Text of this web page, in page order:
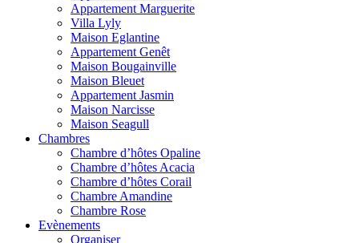
Appartement Marguerite
Villa Lyly
Maison Eglantine
Appartement Genêt
Maison Bougainville
Maison Bleuet
Appartement Jasmin
Maison Narcisse
Maison Seagull
Chambres
Chambre d’hôtes Opaline
Chambre d’hôtes Acacia
Chambre d’hôtes Corail
Chambre Amandine
Chambre Rose
Evènements
Organiser